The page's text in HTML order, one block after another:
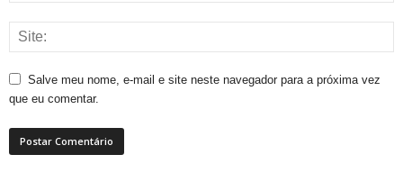
Salve meu nome, e-mail e site neste navegador para a próxima vez
que eu comentar.